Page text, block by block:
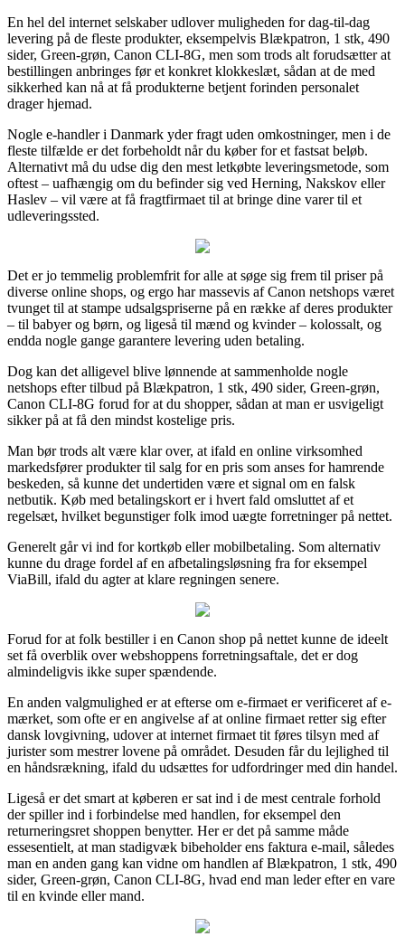
En hel del internet selskaber udlover muligheden for dag-til-dag
levering på de fleste produkter, eksempelvis Blækpatron, 1 stk, 490
sider, Green-grøn, Canon CLI-8G, men som trods alt forudsætter at
bestillingen anbringes før et konkret klokkeslæt, sådan at de med
sikkerhed kan nå at få produkterne betjent forinden personalet
drager hjemad.
Nogle e-handler i Danmark yder fragt uden omkostninger, men i de
fleste tilfælde er det forbeholdt når du køber for et fastsat beløb.
Alternativt må du udse dig den mest letkøbte leveringsmetode, som
oftest – uafhængig om du befinder sig ved Herning, Nakskov eller
Haslev – vil være at få fragtfirmaet til at bringe dine varer til et
udleveringssted.
Det er jo temmelig problemfrit for alle at søge sig frem til priser på
diverse online shops, og ergo har massevis af Canon netshops været
tvunget til at stampe udsalgspriserne på en række af deres produkter
– til babyer og børn, og ligeså til mænd og kvinder – kolossalt, og
endda nogle gange garantere levering uden betaling.
Dog kan det alligevel blive lønnende at sammenholde nogle
netshops efter tilbud på Blækpatron, 1 stk, 490 sider, Green-grøn,
Canon CLI-8G forud for at du shopper, sådan at man er usvigeligt
sikker på at få den mindst kostelige pris.
Man bør trods alt være klar over, at ifald en online virksomhed
markedsfører produkter til salg for en pris som anses for hamrende
beskeden, så kunne det undertiden være et signal om en falsk
netbutik. Køb med betalingskort er i hvert fald omsluttet af et
regelsæt, hvilket begunstiger folk imod uægte forretninger på nettet.
Generelt går vi ind for kortkøb eller mobilbetaling. Som alternativ
kunne du drage fordel af en afbetalingsløsning fra for eksempel
ViaBill, ifald du agter at klare regningen senere.
Forud for at folk bestiller i en Canon shop på nettet kunne de ideelt
set få overblik over webshoppens forretningsaftale, det er dog
almindeligvis ikke super spændende.
En anden valgmulighed er at efterse om e-firmaet er verificeret af e-
mærket, som ofte er en angivelse af at online firmaet retter sig efter
dansk lovgivning, udover at internet firmaet tit føres tilsyn med af
jurister som mestrer lovene på området. Desuden får du lejlighed til
en håndsrækning, ifald du udsættes for udfordringer med din handel.
Ligeså er det smart at køberen er sat ind i de mest centrale forhold
der spiller ind i forbindelse med handlen, for eksempel den
returneringsret shoppen benytter. Her er det på samme måde
essesentielt, at man stadigvæk bibeholder ens faktura e-mail, således
man en anden gang kan vidne om handlen af Blækpatron, 1 stk, 490
sider, Green-grøn, Canon CLI-8G, hvad end man leder efter en vare
til en kvinde eller mand.